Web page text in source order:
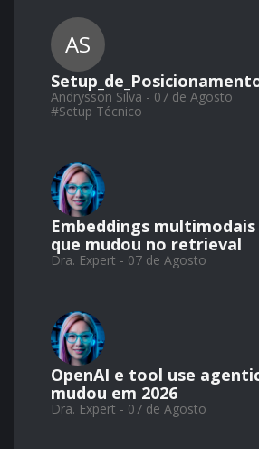
AS
Andrysson Silva - 07 de Agosto
#Setup Técnico
Embeddings multimodais
que mudou no retrieval
Dra. Expert - 07 de Agosto
OpenAI e tool use
mudou em 2026
Dra. Expert - 07 de Agosto